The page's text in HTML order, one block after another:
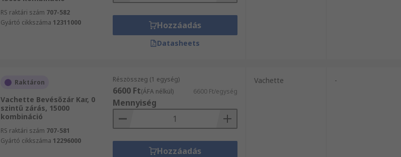
RS raktári szám 707-582
Gyártó cikkszáma 12311000 Hozzáadás
Datasheets
Raktáron
Vachette Bevésőzár Kar, 0
szintű zárás, 15000
kombináció
RS raktári szám 707-581
Gyártó cikkszáma 12296000
Részösszeg (1 egység)
6600 Ft(ÁFA nélkül) 6600 Ft/egység
Mennyiség
Hozzáadás
Vachette -